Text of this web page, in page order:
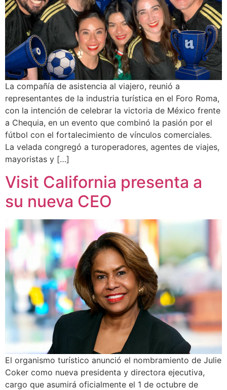
La compañía de asistencia al viajero, reunió a
representantes de la industria turística en el Foro Roma,
con la intención de celebrar la victoria de México frente
a Chequia, en un evento que combinó la pasión por el
fútbol con el fortalecimiento de vínculos comerciales.
La velada congregó a turoperadores, agentes de viajes,
mayoristas y […]
Visit California presenta a
su nueva CEO
El organismo turístico anunció el nombramiento de Julie
Coker como nueva presidenta y directora ejecutiva,
cargo que asumirá oficialmente el 1 de octubre de